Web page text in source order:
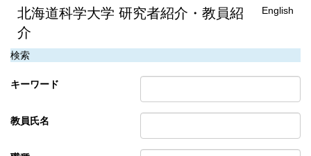
北海道科学大学 研究者紹介・教員紹
介
English
検索
キーワード
教員氏名